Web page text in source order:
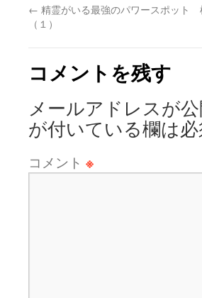
← 精霊がいる最強のパワースポット
（１）
コメントを残す
メールアドレスが
が付いている欄は
コメント ※